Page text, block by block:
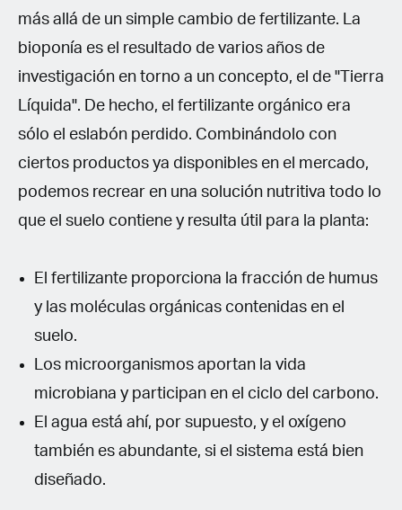
más allá de un simple cambio de fertilizante. La
bioponía es el resultado de varios años de
investigación en torno a un concepto, el de "Tierra
Líquida". De hecho, el fertilizante orgánico era
sólo el eslabón perdido. Combinándolo con
ciertos productos ya disponibles en el mercado,
podemos recrear en una solución nutritiva todo lo
que el suelo contiene y resulta útil para la planta:
El fertilizante proporciona la fracción de humus
y las moléculas orgánicas contenidas en el
suelo.
Los microorganismos aportan la vida
microbiana y participan en el ciclo del carbono.
El agua está ahí, por supuesto, y el oxígeno
también es abundante, si el sistema está bien
diseñado.